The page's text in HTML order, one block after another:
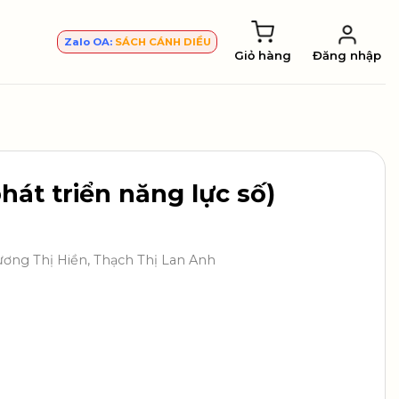
Zalo OA: SÁCH CÁNH DIỀU
Giỏ hàng Đăng nhập
triển năng lực số)
Thị Hiền, Thạch Thị Lan Anh